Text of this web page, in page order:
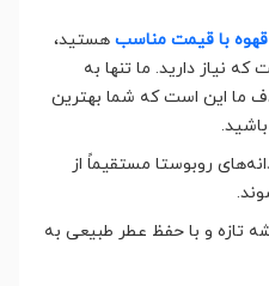
با قیمت مناسب هستید،
نیاز دارید. ما تنها به
ما این است که شما بهترین
روبوستا مستقیماً از
تازه و با حفظ عطر طبیعی به